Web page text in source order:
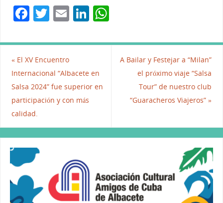
F
c
e
b
o
o
k
T
itt
er
E
ai
l
Li
k
dI
n
W
at
«El XV Encuentro
Internacional “Albacete en
Salsa 2024” fue superior en
participación y con más
calidad.
A Bailar y Festejar a “Milan”
el próximo viaje “Salsa
Tour” de nuestro club
“Guaracheros Viajeros”»